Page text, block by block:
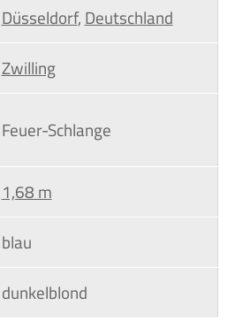
Düsseldorf,Deutschland
Zwilling
Feuer-Schlange
1,68 m
blau
dunkelblond